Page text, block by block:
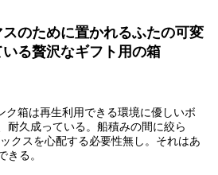
のために置かれるふたの可変
る贅沢なギフト用の箱
ク箱は再生利用できる環境に優しいボ
耐久成っている。船積みの間に絞ら
クスを心配する必要性無し。それはあ
きる。